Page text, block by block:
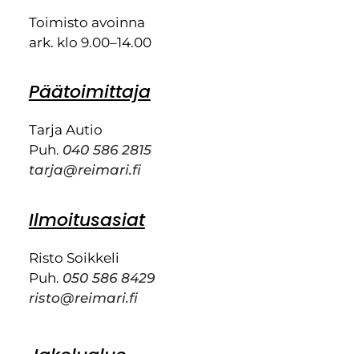
Toimisto avoinna
ark. klo 9.00–14.00
Päätoimittaja
Tarja Autio
Puh. 040 586 2815
tarja@reimari.fi
Ilmoitusasiat
Risto Soikkeli
Puh. 050 586 8429
risto@reimari.fi